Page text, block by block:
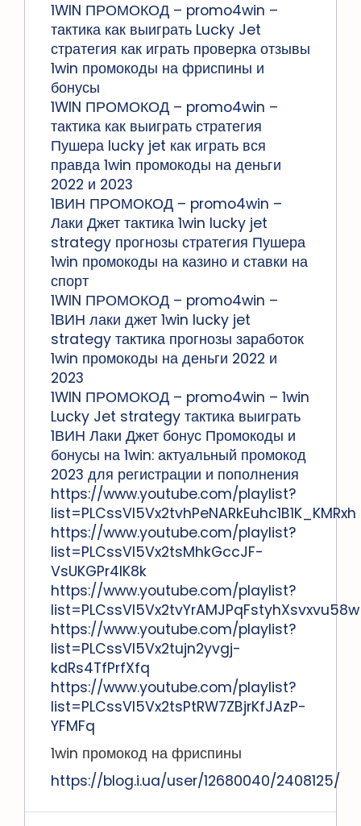
1WIN ПРОМОКОД – promo4win –
тактика как выиграть Lucky Jet
стратегия как играть проверка отзывы
1win промокоды на фриспины и
бонусы
1WIN ПРОМОКОД – promo4win –
тактика как выиграть стратегия
Пушера lucky jet как играть вся
правда 1win промокоды на деньги
2022 и 2023
1ВИН ПРОМОКОД – promo4win –
Лаки Джет тактика 1win lucky jet
strategy прогнозы стратегия Пушера
1win промокоды на казино и ставки на
спорт
1WIN ПРОМОКОД – promo4win –
1ВИН лаки джет 1win lucky jet
strategy тактика прогнозы заработок
1win промокоды на деньги 2022 и
2023
1WIN ПРОМОКОД – promo4win – 1win
Lucky Jet strategy тактика выиграть
1ВИН Лаки Джет бонус Промокоды и
бонусы на 1win: актуальный промокод
2023 для регистрации и пополнения
https://www.youtube.com/playlist?
list=PLCssVl5Vx2tvhPeNARkEuhc1B1K_KMRxh
https://www.youtube.com/playlist?
list=PLCssVl5Vx2tsMhkGccJF-
VsUKGPr4lK8k
https://www.youtube.com/playlist?
list=PLCssVl5Vx2tvYrAMJPqFstyhXsvxvu58w
https://www.youtube.com/playlist?
list=PLCssVl5Vx2tujn2yvgj-
kdRs4TfPrfXfq
https://www.youtube.com/playlist?
list=PLCssVl5Vx2tsPtRW7ZBjrKfJAzP-
YFMFq
1win промокод на фриспины
https://blog.i.ua/user/12680040/2408125/